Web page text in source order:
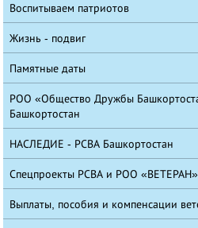
Воспитываем патриотов
Жизнь - подвиг
Памятные даты
РОО «Общество Дружбы
Башкортостан
НАСЛЕДИЕ - РСВА Башкортостан
Спецпроекты РСВА и РОО
Выплаты, пособия и компенсации